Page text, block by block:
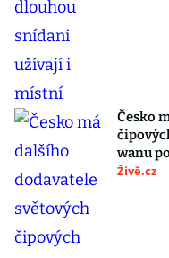
Česko
wanu
Živě.cz